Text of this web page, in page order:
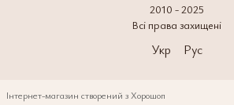
2010 - 2025
Всі права захищені
Укр Рус
Інтернет-магазин створений з Хорошоп